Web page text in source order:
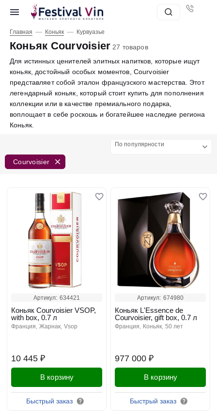
Главная — Коньяк — Курвуазье
Коньяк Courvoisier 27 товаров
Для истинных ценителей элитных напитков, которые ищут
коньяк, достойный особых моментов, Courvoisier
представляет собой эталон французского мастерства. Этот
легендарный коньяк, который стоит купить для пополнения
коллекции или в качестве премиального подарка,
воплощает в себе роскошь и богатейшее наследие региона
Коньяк.
По популярности
Courvoisier
Артикул: 634421
10 445 ₽
Коньяк Courvoisier VSOP,
with box, 0.7 л
франция жарнак vsop
В корзину
Быстрый заказ
Артикул: 674980
977 000 ₽
Коньяк L'Essence de
Courvoisier, gift box, 0.7 л
франция коньяк 50 лет
В корзину
Быстрый заказ